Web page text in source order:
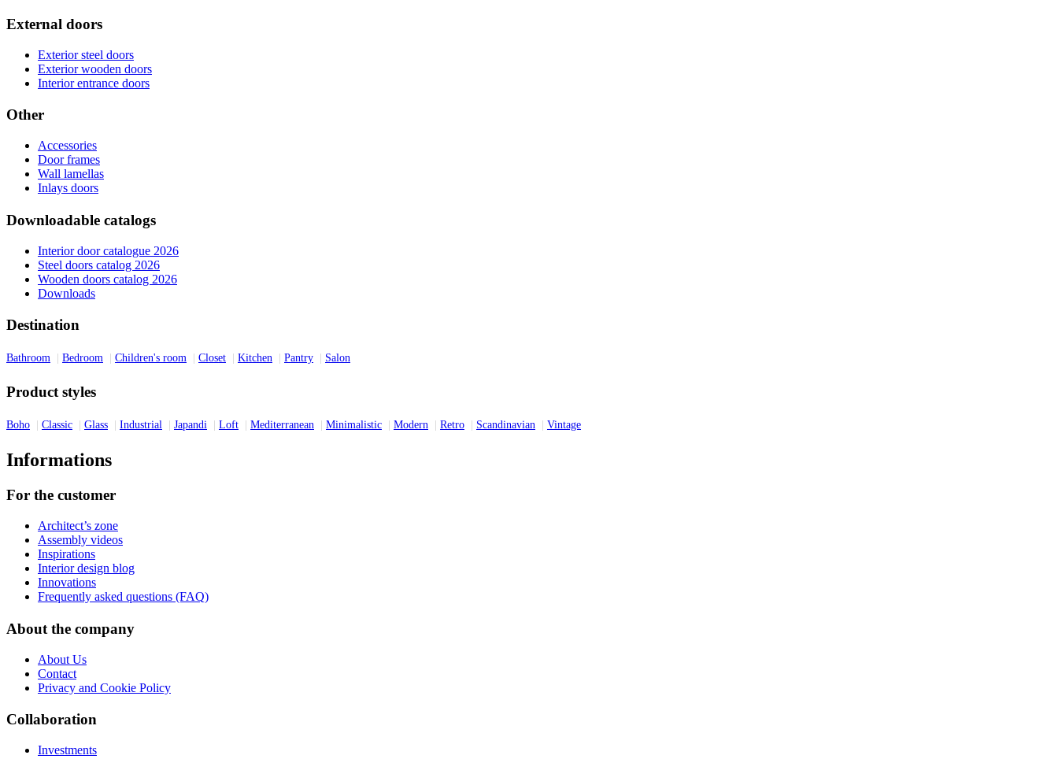
External doors
Exterior steel doors
Exterior wooden doors
Interior entrance doors
Other
Accessories
Door frames
Wall lamellas
Inlays doors
Downloadable catalogs
Interior door catalogue 2026
Steel doors catalog 2026
Wooden doors catalog 2026
Downloads
Destination
Bathroom Bedroom Children's room Closet Kitchen Pantry Salon
Product styles
Boho Classic Glass Industrial Japandi Loft Mediterranean Minimalistic Modern Retro Scandinavian Vintage
Informations
For the customer
Architect’s zone
Assembly videos
Inspirations
Interior design blog
Innovations
Frequently asked questions (FAQ)
About the company
About Us
Contact
Privacy and Cookie Policy
Collaboration
Investments